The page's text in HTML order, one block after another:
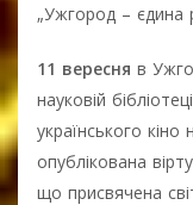
„Ужгород – єдина
11 вересня в
науковій
українського кіно
опублікована
що присвячена